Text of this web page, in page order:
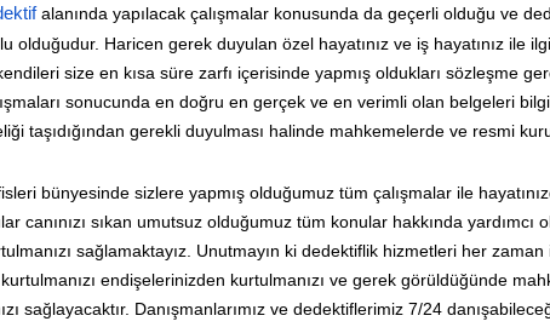
alanında yapılacak çalışmalar konusunda da geçerli olduğu ve
olduğudur. Haricen gerek duyulan özel hayatınız ve iş hayatınız ile
size en kısa süre zarfı içerisinde yapmış oldukları sözleşme
sonucunda en doğru en gerçek ve en verimli olan belgeleri
taşıdığından gerekli duyulması halinde mahkemelerde ve resmi
bünyesinde sizlere yapmış olduğumuz tüm çalışmalar ile
canınızı sıkan umutsuz olduğumuz tüm konular hakkında
sağlamaktayız. Unutmayın ki dedektiflik hizmetleri her zaman
endişelerinizden kurtulmanızı ve gerek görüldüğünde
sağlayacaktır. Danışmanlarımız ve dedektiflerimiz 7/24